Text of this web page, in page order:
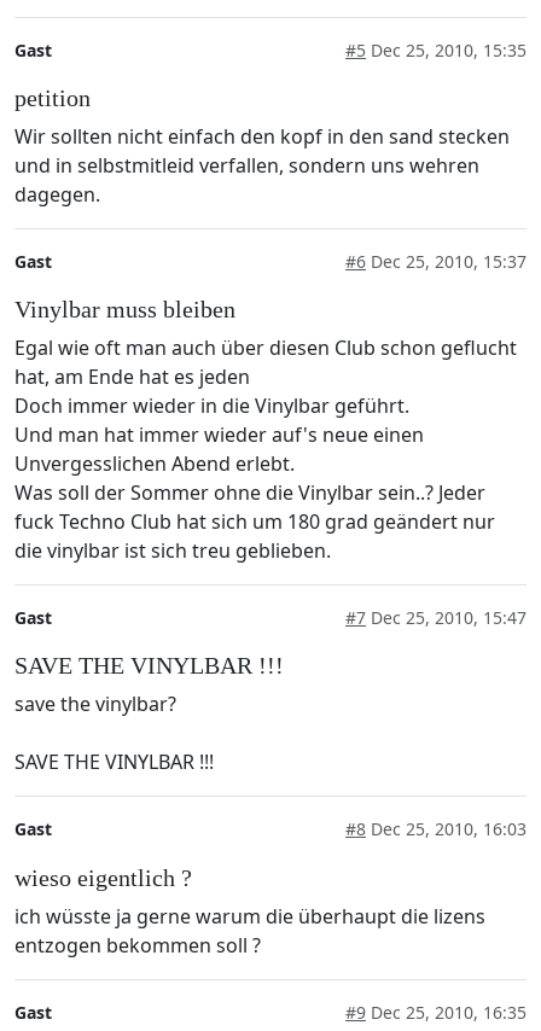
Gast #5 Dec 25, 2010, 15:35
petition
Wir sollten nicht einfach den kopf in den sand stecken
und in selbstmitleid verfallen, sondern uns wehren
dagegen.
Gast #6 Dec 25, 2010, 15:37
Vinylbar muss bleiben
Egal wie oft man auch über diesen Club schon geflucht
hat, am Ende hat es jeden
Doch immer wieder in die Vinylbar geführt.
Und man hat immer wieder auf's neue einen
Unvergesslichen Abend erlebt.
Was soll der Sommer ohne die Vinylbar sein..? Jeder
fuck Techno Club hat sich um 180 grad geändert nur
die vinylbar ist sich treu geblieben.
Gast #7 Dec 25, 2010, 15:47
SAVE THE VINYLBAR !!!
save the vinylbar?
SAVE THE VINYLBAR !!!
Gast #8 Dec 25, 2010, 16:03
wieso eigentlich ?
ich wüsste ja gerne warum die überhaupt die lizens
entzogen bekommen soll ?
Gast #9 Dec 25, 2010, 16:35